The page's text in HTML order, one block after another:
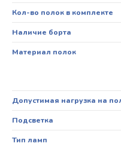
Кол-во полок в комплекте
Наличие борта
Материал полок
Допустимая нагрузка на
Подсветка
Тип ламп